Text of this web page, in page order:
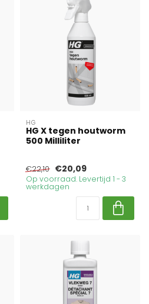
HG
HG X tegen houtworm
500 Milliliter
€22,10 €20,09
Op voorraad. Levertijd 1 - 3
werkdagen